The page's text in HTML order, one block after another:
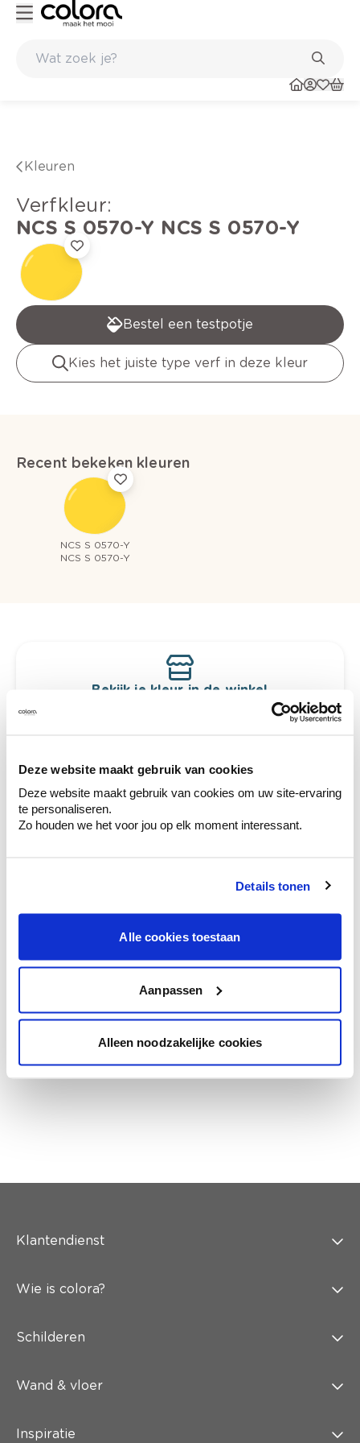
Deze website maakt gebruik van cookies
Deze website maakt gebruik van cookies om uw site-ervaring
te personaliseren.
Zo houden we het voor jou op elk moment interessant.
Details tonen
Alle cookies toestaan
Aanpassen
Alleen noodzakelijke cookies
Kleuren
verfkleur:
NCS S 0570-Y NCS S 0570-Y
Bestel een testpotje
Kies het juiste type verf in deze kleur
Recent bekeken kleuren
NCS S 0570-Y
NCS S 0570-Y
Bekijk je kleur in de winkel
Ontdek er kleurechte stalen van je
te verfijnen.
Krijg persoonlijk advies om kleuren te
combineren.
Krijg kleuradvies op basis van de lichtinval
en je meubels.
Krijg ineens een technologische check-up
Klantendienst
Wie is colora?
Schilderen
Wand & vloer
Inspiratie